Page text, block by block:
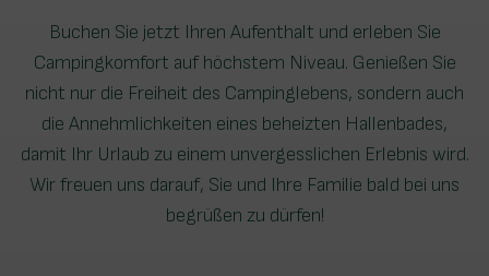
Buchen Sie jetzt Ihren Aufenthalt und erleben Sie
Campingkomfort auf höchstem Niveau. Genießen Sie
nicht nur die Freiheit des Campinglebens, sondern auch
die Annehmlichkeiten eines beheizten Hallenbades,
damit Ihr Urlaub zu einem unvergesslichen Erlebnis wird.
Wir freuen uns darauf, Sie und Ihre Familie bald bei uns
begrüßen zu dürfen!